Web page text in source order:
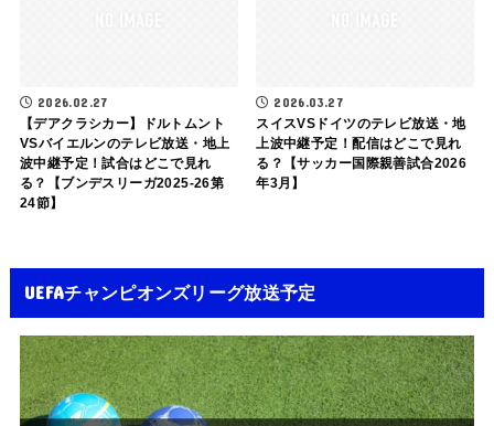
2026.02.27
【デアクラシカー】ドルトムント
VSバイエルンのテレビ放送・地上
波中継予定！試合はどこで見れ
る？【ブンデスリーガ2025-26第
24節】
2026.03.27
スイスVSドイツのテレビ放送・地
上波中継予定！配信はどこで見れ
る？【サッカー国際親善試合2026
年3月】
UEFAチャンピオンズリーグ放送予定